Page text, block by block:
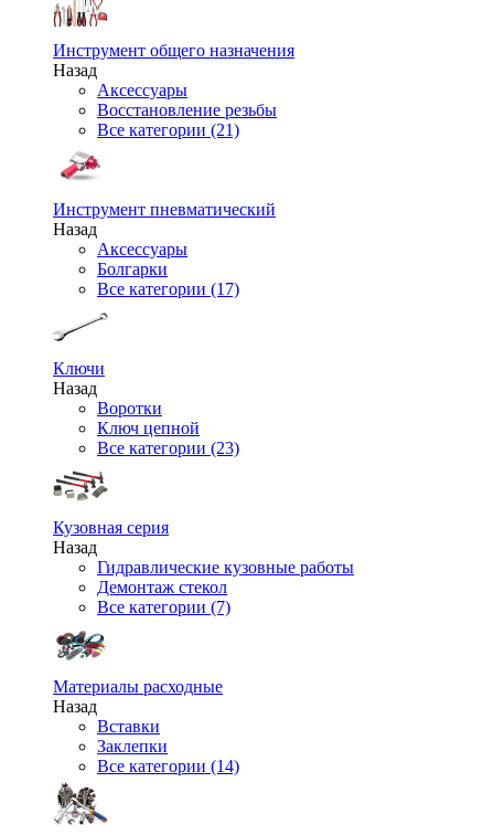
Инструмент общего назначения
Назад
Аксессуары
Восстановление резьбы
Все категории (21)
Инструмент пневматический
Назад
Аксессуары
Болгарки
Все категории (17)
Ключи
Назад
Воротки
Ключ цепной
Все категории (23)
Кузовная серия
Назад
Гидравлические кузовные работы
Демонтаж стекол
Все категории (7)
Материалы расходные
Назад
Вставки
Заклепки
Все категории (14)